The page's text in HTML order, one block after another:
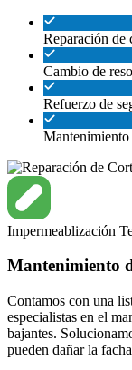
Reparación de
Cambio de
Refuerzo de
Mantenimiento
Impermeablización
Mantenimiento
Contamos con una
especialistas en el
bajantes.
pueden dañar la